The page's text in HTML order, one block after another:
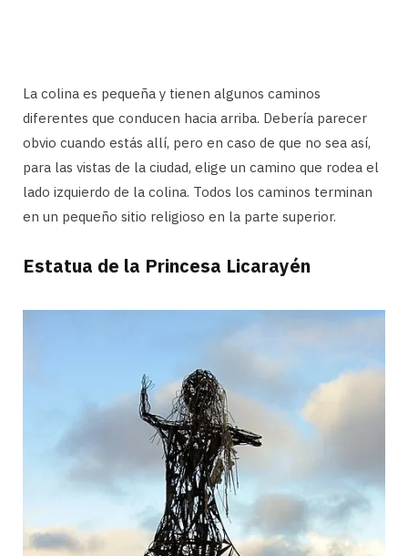
La colina es pequeña y tienen algunos caminos
diferentes que conducen hacia arriba. Debería parecer
obvio cuando estás allí, pero en caso de que no sea así,
para las vistas de la ciudad, elige un camino que rodea el
lado izquierdo de la colina. Todos los caminos terminan
en un pequeño sitio religioso en la parte superior.
Estatua de la Princesa Licarayén